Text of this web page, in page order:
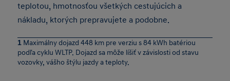
teplotou, hmotnosťou všetkých cestujúcich a
nákladu, ktorých prepravujete a podobne.
1 Maximálny dojazd 448 km pre verziu s 84 kWh batériou
podľa cyklu WLTP. Dojazd sa môže líšiť v závislosti od stavu
vozovky, vášho štýlu jazdy a teploty.